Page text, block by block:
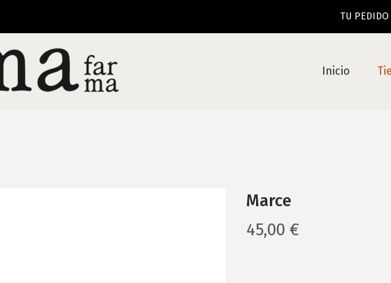
TU PEDIDO
Inicio
Marce
45,00 €